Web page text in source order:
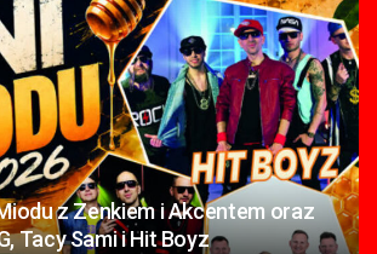
z Zenkiem i Akcentem oraz
Tacy Sami i Hit Boyz